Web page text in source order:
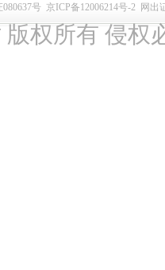
080637号 京ICP备12006214号-2 网出
权所有 侵权